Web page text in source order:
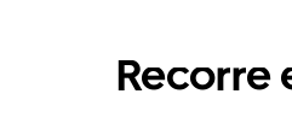
Recorre